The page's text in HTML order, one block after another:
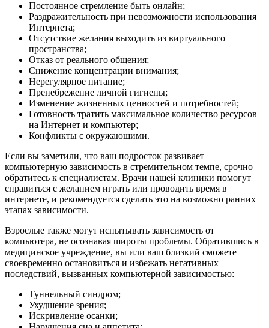
Постоянное стремление быть онлайн;
Раздражительность при невозможности использования
Интернета;
Отсутствие желания выходить из виртуального
пространства;
Отказ от реального общения;
Снижение концентрации внимания;
Нерегулярное питание;
Пренебрежение личной гигиены;
Изменение жизненных ценностей и потребностей;
Готовность тратить максимальное количество ресурсов
на Интернет и компьютер;
Конфликты с окружающими.
Если вы заметили, что ваш подросток развивает
компьютерную зависимость в стремительном темпе, срочно
обратитесь к специалистам. Врачи нашей клиники помогут
справиться с желанием играть или проводить время в
интернете, и рекомендуется сделать это на возможно ранних
этапах зависимости.
Взрослые также могут испытывать зависимость от
компьютера, не осознавая широты проблемы. Обратившись в
медицинское учреждение, вы или ваш близкий сможете
своевременно остановиться и избежать негативных
последствий, вызванных компьютерной зависимостью:
Туннельный синдром;
Ухудшение зрения;
Искривление осанки;